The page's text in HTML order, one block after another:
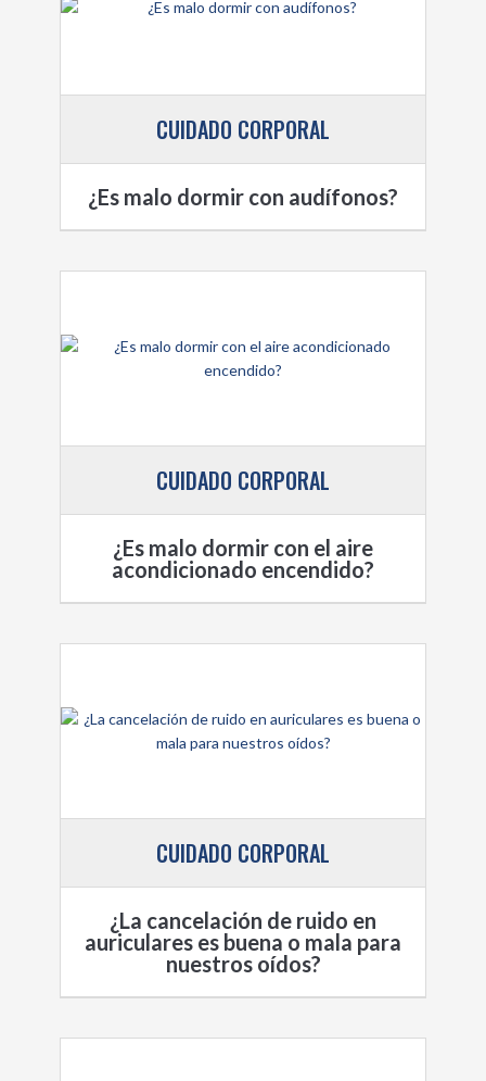
CUIDADO CORPORAL
¿Es malo dormir con audífonos?
CUIDADO CORPORAL
¿Es malo dormir con el aire
acondicionado encendido?
CUIDADO CORPORAL
¿La cancelación de ruido en
auriculares es buena o mala para
nuestros oídos?